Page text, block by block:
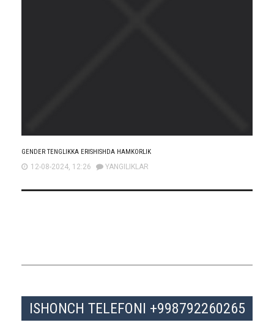
GENDER TENGLIKKA ERISHISHDA HAMKORLIK
12-08-2024, 12:26 YANGILIKLAR
ISHONCH TELEFONI +998792260265